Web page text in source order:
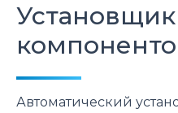
Установщик
Автоматический